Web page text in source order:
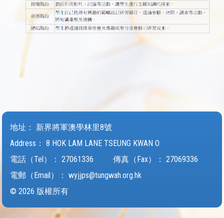
地址：
新界將軍澳學林里8號
Address：
8 HOK LAM LANE TSEUNG KWAN O
電話（Tel）：
27061336 傳真（Fax）： 27069336
電郵（Email）：
wyjjps@tungwah.org.hk
© 2026 版權所有